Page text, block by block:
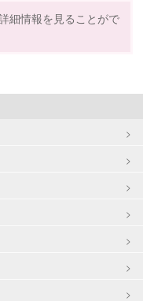
細情報を見ることがで